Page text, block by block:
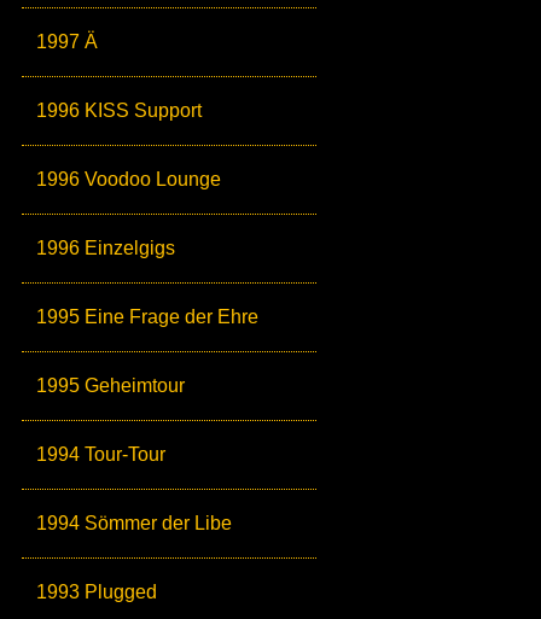
1997 Ä
1996 KISS Support
1996 Voodoo Lounge
1996 Einzelgigs
1995 Eine Frage der Ehre
1995 Geheimtour
1994 Tour-Tour
1994 Sömmer der Libe
1993 Plugged